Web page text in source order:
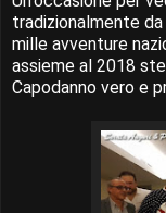
tradizionalmente
mille avventure
assieme al 2018
Capodanno vero e